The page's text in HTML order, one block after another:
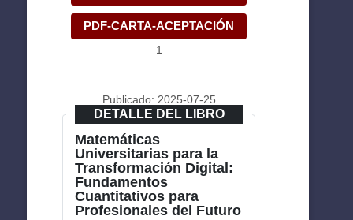
PDF-CARTA-ACEPTACIÓN
1
Publicado: 2025-07-25
DETALLE DEL LIBRO
Matemáticas
Universitarias para la
Transformación Digital:
Fundamentos
Cuantitativos para
Profesionales del Futuro